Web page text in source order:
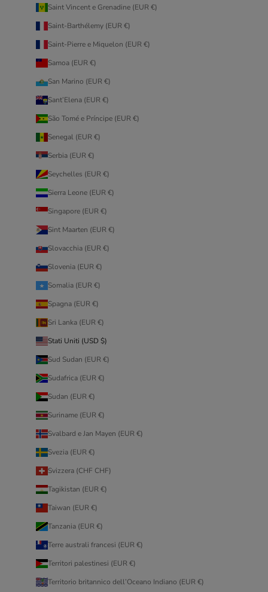
Saint Vincent e Grenadine (EUR €)
Saint-Barthélemy (EUR €)
Saint-Pierre e Miquelon (EUR €)
Samoa (EUR €)
San Marino (EUR €)
Sant’Elena (EUR €)
São Tomé e Príncipe (EUR €)
Senegal (EUR €)
Serbia (EUR €)
Seychelles (EUR €)
Sierra Leone (EUR €)
Singapore (EUR €)
Sint Maarten (EUR €)
Slovacchia (EUR €)
Slovenia (EUR €)
Somalia (EUR €)
Spagna (EUR €)
Sri Lanka (EUR €)
Stati Uniti (USD $)
Sud Sudan (EUR €)
Sudafrica (EUR €)
Sudan (EUR €)
Suriname (EUR €)
Svalbard e Jan Mayen (EUR €)
Svezia (EUR €)
Svizzera (CHF CHF)
Tagikistan (EUR €)
Taiwan (EUR €)
Tanzania (EUR €)
Terre australi francesi (EUR €)
Territori palestinesi (EUR €)
Territorio britannico dell’Oceano Indiano (EUR €)